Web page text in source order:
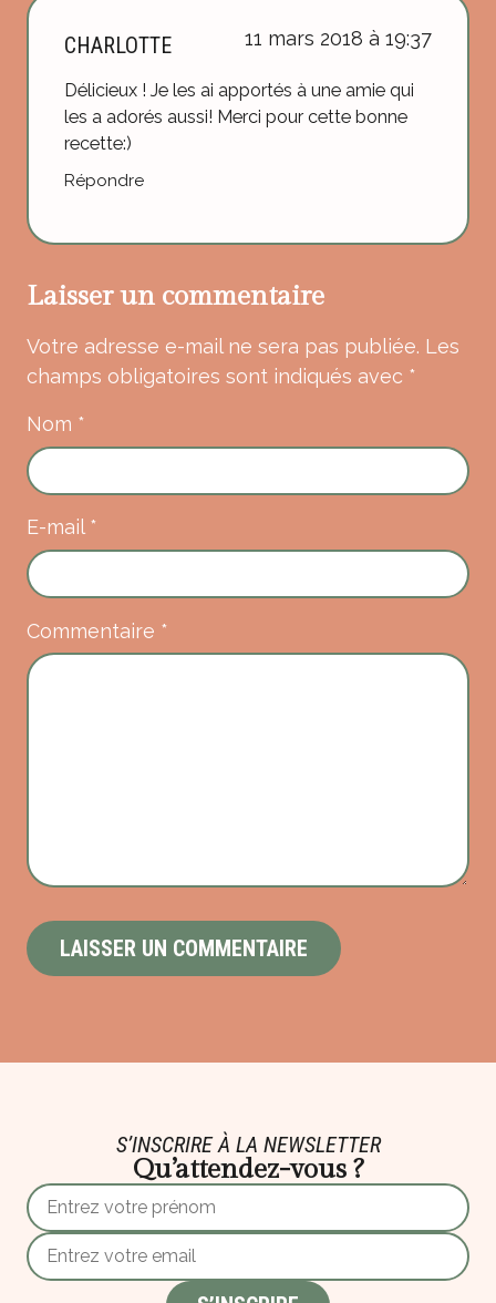
CHARLOTTE 11 mars 2018 à 19:37
Délicieux ! Je les ai apportés à une amie qui
les a adorés aussi! Merci pour cette bonne
recette:)
Répondre
Laisser un commentaire
Votre adresse e-mail ne sera pas publiée. Les
champs obligatoires sont indiqués avec *
Commentaire *
Nom *
E-mail *
S’INSCRIRE À LA NEWSLETTER
Qu’attendez-vous ?